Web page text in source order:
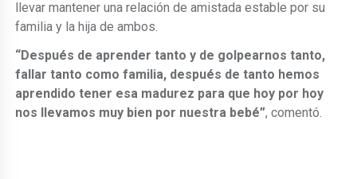
llevar mantener una relación de amistada estable por su
familia y la hija de ambos.
“Después de aprender tanto y de golpearnos tanto,
fallar tanto como familia, después de tanto hemos
aprendido tener esa madurez para que hoy por hoy
nos llevamos muy bien por nuestra bebé”, comentó.